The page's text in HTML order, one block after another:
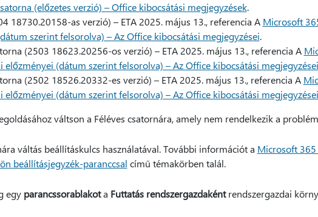
(előzetes verzió) – Office kibocsátási megjegyzések.
18730.20158-as verzió) – ETA 2025. május 13., referencia A Microsoft
szerint felsorolva) – Az Office kibocsátási megjegyzései.
(2503 18623.20256-os verzió) – ETA 2025. május 13., referencia A
előzményei (dátum szerint felsorolva) – Az Office kibocsátási megjegyzései
(2502 18526.20332-es verzió) – ETA 2025. május 13., referencia A
előzményei (dátum szerint felsorolva) – Az Office kibocsátási megjegyzései
váltson a Féléves csatornára, amely nem rendelkezik a
váltás beállításkulcs használatával. További információt a Microsoft
beállításjegyzék-paranccsal című témakörben talál.
egy parancssorablakota Futtatás rendszergazdakéntrendszergazdai